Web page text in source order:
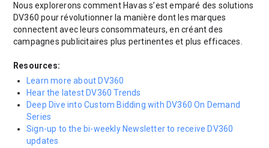
Nous explorerons comment Havas s’est emparé des solutions
DV360 pour révolutionner la manière dont les marques
connectent avec leurs consommateurs, en créant des
campagnes publicitaires plus pertinentes et plus efficaces.
Resources:
Learn more about DV360
Hear the latest DV360 Trends
Deep Dive into Custom Bidding with DV360 On Demand
Series
Sign-up to the bi-weekly Newsletter to receive DV360
updates